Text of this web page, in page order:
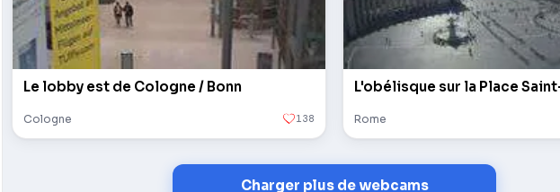
Le lobby est de Cologne / Bonn
Cologne 138 Rome
Charger plus de webcams